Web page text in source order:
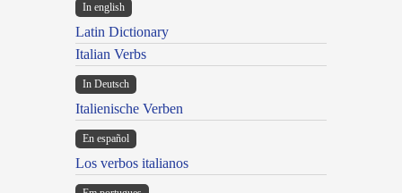
In english
Latin Dictionary
Italian Verbs
In Deutsch
Italienische Verben
En español
Los verbos italianos